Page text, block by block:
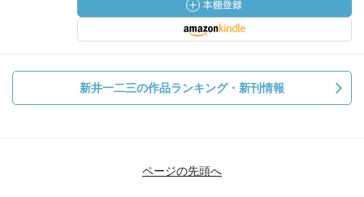
新井一二三の作品ランキング・新刊情報
ページの先頭へ